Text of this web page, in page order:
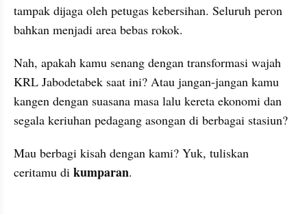
tampak dijaga oleh petugas kebersihan. Seluruh peron
bahkan menjadi area bebas rokok.
Nah, apakah kamu senang dengan transformasi wajah
KRL Jabodetabek saat ini? Atau jangan-jangan kamu
kangen dengan suasana masa lalu kereta ekonomi dan
segala keriuhan pedagang asongan di berbagai stasiun?
Mau berbagi kisah dengan kami? Yuk, tuliskan
ceritamu di kumparan.